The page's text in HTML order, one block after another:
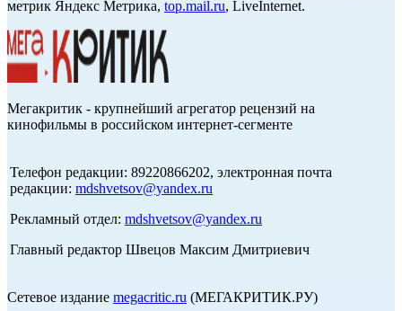
метрик Яндекс Метрика, top.mail.ru, LiveInternet.
Мегакритик - крупнейший агрегатор рецензий на
кинофильмы в российском интернет-сегменте
Телефон редакции: 89220866202, электронная почта
редакции: mdshvetsov@yandex.ru
Рекламный отдел: mdshvetsov@yandex.ru
Главный редактор Швецов Максим Дмитриевич
Сетевое издание megacritic.ru (МЕГАКРИТИК.РУ)